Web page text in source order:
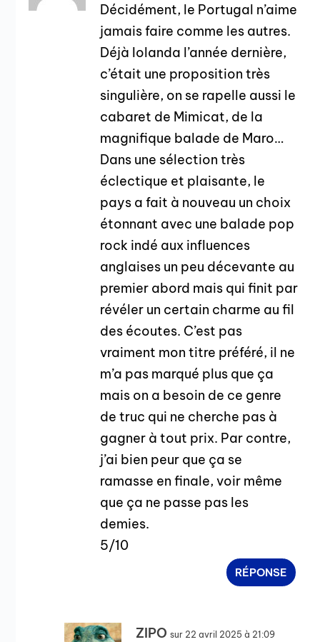
Décidément, le Portugal n’aime
jamais faire comme les autres.
Déjà Iolanda l’année dernière,
c’était une proposition très
singulière, on se rapelle aussi le
cabaret de Mimicat, de la
magnifique balade de Maro…
Dans une sélection très
éclectique et plaisante, le
pays a fait à nouveau un choix
étonnant avec une balade pop
rock indé aux influences
anglaises un peu décevante au
premier abord mais qui finit par
révéler un certain charme au fil
des écoutes. C’est pas
vraiment mon titre préféré, il ne
m’a pas marqué plus que ça
mais on a besoin de ce genre
de truc qui ne cherche pas à
gagner à tout prix. Par contre,
j’ai bien peur que ça se
ramasse en finale, voir même
que ça ne passe pas les
demies.
5/10
RÉPONSE
ZIPO sur 22 avril 2025 à 21:09